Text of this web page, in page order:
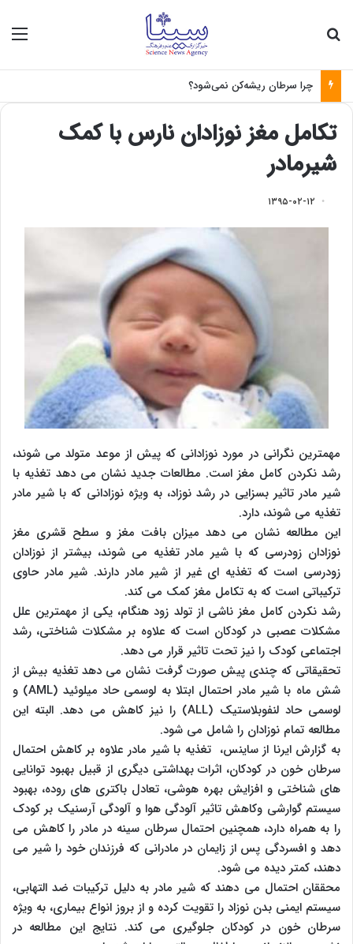
چرا سرطان ریشه‌کن نمی‌شود؟
تکامل مغز نوزادان نارس با کمک
شیرمادر
۱۳۹۵-۰۲-۱۲
مهمترین نگرانی در مورد نوزادانی که پیش از موعد متولد می شوند،
رشد نکردن کامل مغز است. مطالعات جدید نشان می دهد تغذیه با
شیر مادر تاثیر بسزایی در رشد نوزاد، به ویژه نوزادانی که با شیر مادر
تغذیه می شوند، دارد.
این مطالعه نشان می دهد میزان بافت مغز و سطح قشری مغز
نوزادان زودرسی که با شیر مادر تغذیه می شوند، بیشتر از نوزادان
زودرسی است که تغذیه ای غیر از شیر مادر دارند. شیر مادر حاوی
ترکیباتی است که به تکامل مغز کمک می کند.
رشد نکردن کامل مغز ناشی از تولد زود هنگام، یکی از مهمترین علل
مشکلات عصبی در کودکان است که علاوه بر مشکلات شناختی، رشد
اجتماعی کودک را نیز تحت تاثیر قرار می دهد.
تحقیقاتی که چندی پیش صورت گرفت نشان می دهد تغذیه بیش از
شش ماه با شیر مادر احتمال ابتلا به لوسمی حاد میلوئید (AML) و
لوسمی حاد لنفوبلاستیک (ALL) را نیز کاهش می دهد. البته این
مطالعه تمام نوزادان را شامل می شود.
به گزارش ایرنا از ساینس، تغذیه با شیر مادر علاوه بر کاهش احتمال
سرطان خون در کودکان، اثرات بهداشتی دیگری از قبیل بهبود توانایی
های شناختی و افزایش بهره هوشی، تعادل باکتری های روده، بهبود
سیستم گوارشی وکاهش تاثیر آلودگی هوا و آلودگی آرسنیک بر کودک
را به همراه دارد، همچنین احتمال سرطان سینه در مادر را کاهش می
دهد و افسردگی پس از زایمان در مادرانی که فرزندان خود را شیر می
دهند، کمتر دیده می شود.
محققان احتمال می دهند که شیر مادر به دلیل ترکیبات ضد التهابی،
سیستم ایمنی بدن نوزاد را تقویت کرده و از بروز انواع بیماری، به ویژه
سرطان خون در کودکان جلوگیری می کند. نتایج این مطالعه در